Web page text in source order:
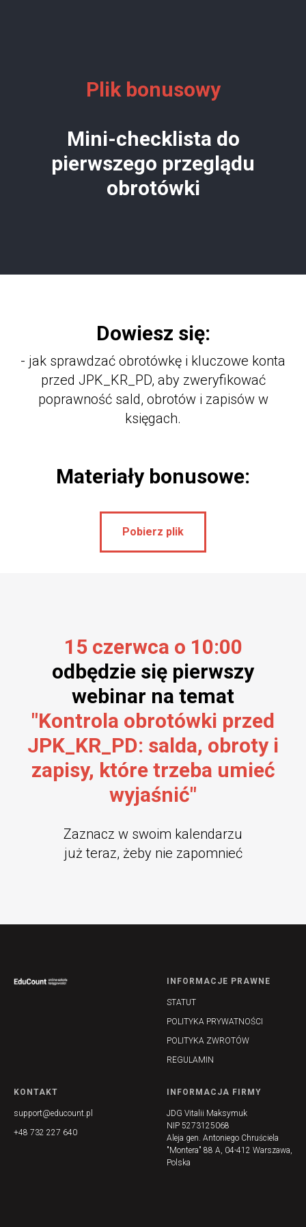
Plik bonusowy
Mini-checklista do
pierwszego przeglądu
obrotówki
Dowiesz się:
- jak sprawdzać obrotówkę i kluczowe konta
przed JPK_KR_PD, aby zweryfikować
poprawność sald, obrotów i zapisów w
księgach.
Materiały bonusowe:
Pobierz plik
15 czerwca o 10:00
odbędzie się pierwszy
webinar na temat
"Kontrola obrotówki przed
JPK_KR_PD: salda, obroty i
zapisy, które trzeba umieć
wyjaśnić"
Zaznacz w swoim kalendarzu
już teraz, żeby nie zapomnieć
INFORMACJE PRAWNE
STATUT
POLITYKA PRYWATNOŚCI
POLITYKA ZWROTÓW
REGULAMIN
KONTAKT
support@educount.pl
+48 732 227 640
INFORMACJA FIRMY
JDG Vitalii Maksymuk
NIP 5273125068
Aleja gen. Antoniego Chruściela
"Montera" 88 A, 04-412 Warszawa,
Polska